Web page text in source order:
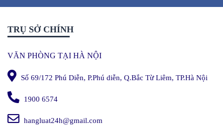
TRỤ SỞ CHÍNH
VĂN PHÒNG TẠI HÀ NỘI
Số 69/172 Phú Diễn, P.Phú diễn, Q.Bắc Từ Liêm, TP.Hà Nội
1900 6574
hangluat24h@gmail.com